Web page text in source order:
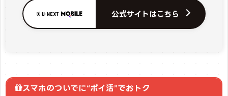
公式サイトはこちら
スマホのついでに“ポイ活”でおトク